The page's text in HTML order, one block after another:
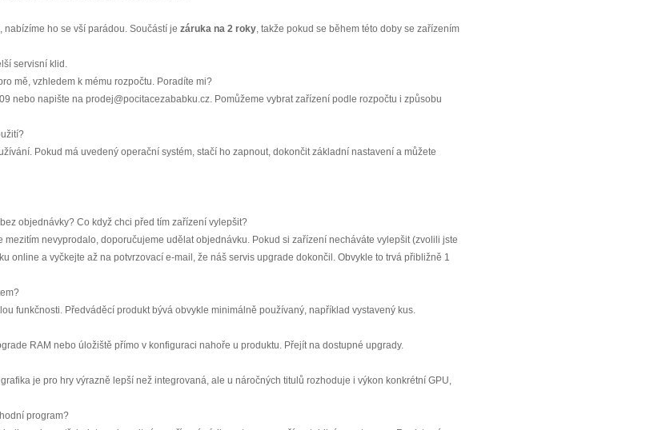
, nabízíme ho se vší parádou. Součástí je záruka na 2 roky, takže pokud se během této doby se zařízením
servisní klid.
mě, vzhledem k mému rozpočtu. Poradíte mi?
nebo napište na prodej@pocitacezababku.cz. Pomůžeme vybrat zařízení podle rozpočtu i způsobu
Pokud má uvedený operační systém, stačí ho zapnout, dokončit základní nastavení a můžete
objednávky? Co když chci před tím zařízení vylepšit?
nevyprodalo, doporučujeme udělat objednávku. Pokud si zařízení necháváte vylepšit (zvolili jste
online a vyčkejte až na potvrzovací e-mail, že náš servis upgrade dokončil. Obvykle to trvá přibližně 1
funkčnosti. Předváděcí produkt bývá obvykle minimálně používaný, například vystavený kus.
RAM nebo úložiště přímo v konfiguraci nahoře u produktu. Přejít na dostupné upgrady.
je pro hry výrazně lepší než integrovaná, ale u náročných titulů rozhoduje i výkon konkrétní GPU,
program?